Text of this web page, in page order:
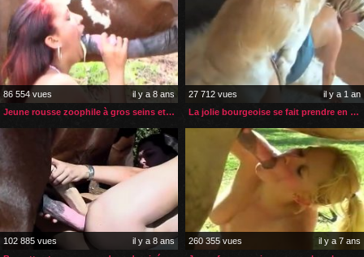
86 554 vues
il y a 8 ans
Jeune rousse zoophile à gros seins et son étalon
27 712 vues
il y a 1 an
La jolie bourgeoise se fait prendre en levrette par son chien
102 885 vues
il y a 8 ans
260 355 vues
il y a 7 ans